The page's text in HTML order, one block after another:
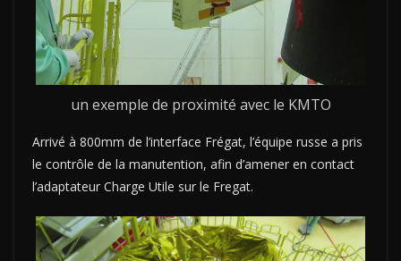
un exemple de proximité avec le KMTO
Arrivé à 800mm de l’interface Frégat, l’équipe russe a pris
le contrôle de la manutention, afin d’amener en contact
l’adaptateur Charge Utile sur le Fregat.